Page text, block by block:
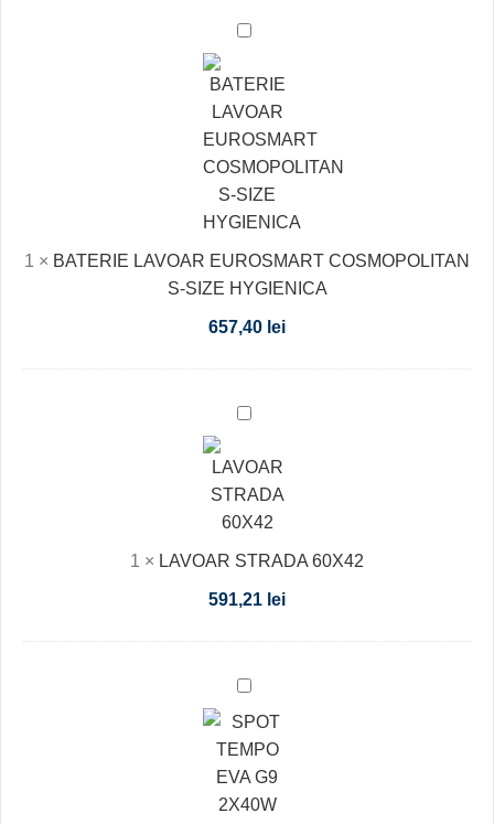
BATERIE
EUROSMART
COSMOPOLITAN
S-
SIZE
HYGIENICA
1 × BATERIE LAVOAR EUROSMART COSMOPOLITAN
S-SIZE HYGIENICA
657,40 lei
LAVOAR
60X42
1 × LAVOAR STRADA 60X42
591,21 lei
SPOT
TEMPO
EVA
G9
2X40W